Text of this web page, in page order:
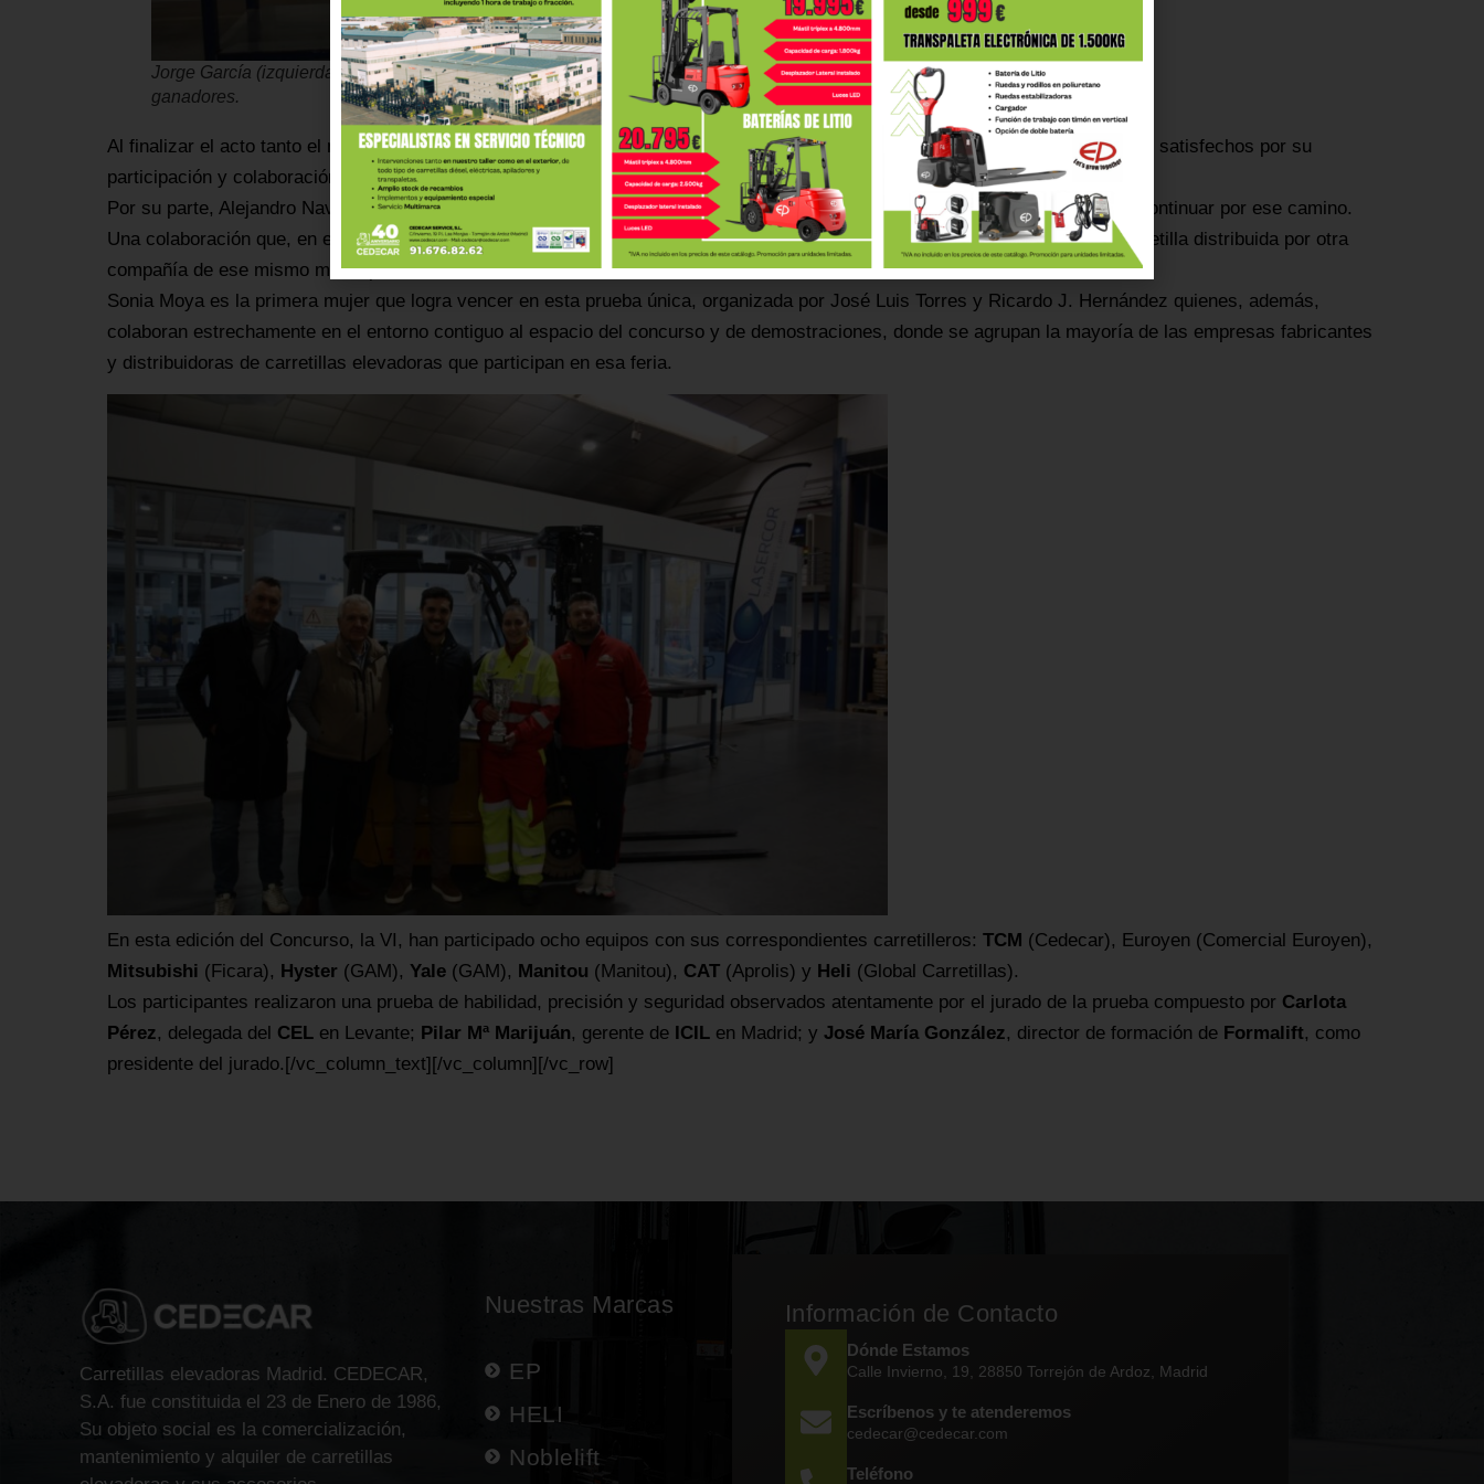
Jorge García (izquierda) y José Luis Torres, recibiendo el diploma de marca y distribuidor como
ganadores.
Al finalizar el acto tanto el representante de la marca, Jorge García, como el del patrocinador, Adolfo Garijo, se mostraron muy satisfechos por su
participación y colaboración en el concurso y felicitaron a la ganadora.
Por su parte, Alejandro Navarro destacó la colaboración entre empresas y especialmente las de su localidad, animándolas a continuar por ese camino.
Una colaboración que, en este caso, ha permitido que una torrejonera que trabaja en una empresa local, conduciendo una carretilla distribuida por otra
compañía de ese mismo municipio, venzan en un certamen nacional. Para acabar, el alcalde felicitó a todos ellos.
Sonia Moya es la primera mujer que logra vencer en esta prueba única, organizada por José Luis Torres y Ricardo J. Hernández quienes, además,
colaboran estrechamente en el entorno contiguo al espacio del concurso y de demostraciones, donde se agrupan la mayoría de las empresas fabricantes
y distribuidoras de carretillas elevadoras que participan en esa feria.
En esta edición del Concurso, la VI, han participado ocho equipos con sus correspondientes carretilleros: TCM (Cedecar), Euroyen (Comercial Euroyen),
Mitsubishi (Ficara), Hyster (GAM), Yale (GAM), Manitou (Manitou), CAT (Aprolis) y Heli (Global Carretillas).
Los participantes realizaron una prueba de habilidad, precisión y seguridad observados atentamente por el jurado de la prueba compuesto por Carlota
Pérez, delegada del CEL en Levante; Pilar Mª Marijuán, gerente de ICIL en Madrid; y José María González, director de formación de Formalift, como
presidente del jurado.[/vc_column_text][/vc_column][/vc_row]
Carretillas elevadoras Madrid. CEDECAR,
S.A. fue constituida el 23 de Enero de 1986,
Su objeto social es la comercialización,
mantenimiento y alquiler de carretillas
Nuestras Marcas
EP
HELI
Noblelift
Información de Contacto
Dónde Estamos
Calle Invierno, 19, 28850 Torrejón de Ardoz, Madrid
Escríbenos y te atenderemos
cedecar@cedecar.com
Teléfono